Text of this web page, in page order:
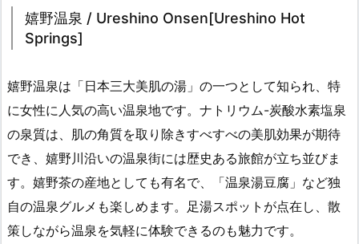
嬉野温泉 / Ureshino Onsen[Ureshino Hot
Springs]
嬉野温泉は「日本三大美肌の湯」の一つとして知られ、特
に女性に人気の高い温泉地です。ナトリウム-炭酸水素塩泉
の泉質は、肌の角質を取り除きすべすべの美肌効果が期待
でき、嬉野川沿いの温泉街には歴史ある旅館が立ち並びま
す。嬉野茶の産地としても有名で、「温泉湯豆腐」など独
自の温泉グルメも楽しめます。足湯スポットが点在し、散
策しながら温泉を気軽に体験できるのも魅力です。